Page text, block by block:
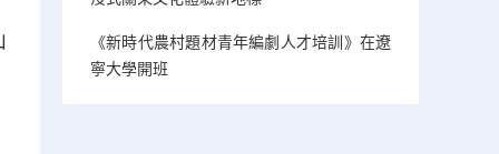
《新時代農村題材青年編劇人才培訓》在遼
寧大學開班